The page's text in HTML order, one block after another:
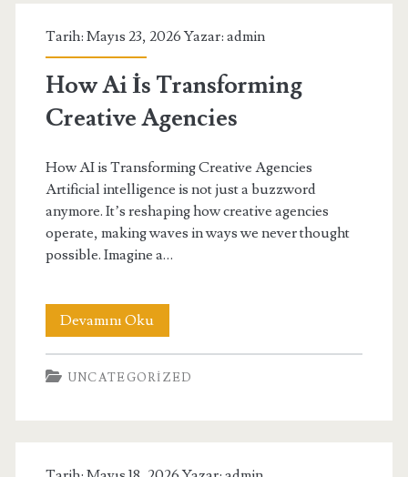
Tarih: Mayıs 23, 2026 Yazar: admin
How Ai İs Transforming
Creative Agencies
How AI is Transforming Creative Agencies
Artificial intelligence is not just a buzzword
anymore. It’s reshaping how creative agencies
operate, making waves in ways we never thought
possible. Imagine a…
Devamını OkuHow
Ai
İs
UNCATEGORIZED